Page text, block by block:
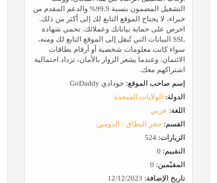
التشغيل المضمون بنسبة 99.9% والدعم المقدم من
خبراء، لا يحتاج الموقع التابع لك إلى أكثر من ذلك.
احرص على حماية بياناتك وعملائك. تحمي شهادة
SSL البيانات التي تُنقل إلى الموقع التابع لك ومنه،
سواء كانت معلومات شخصية أو أرقام بطاقات
الائتمان. وعندما يشعر الزوار بالأمان، تزداد احتمالية
اشتراكهم معك.
إسم صاحب الموقع: جودادي GoDaddy
الدولة:
الولايات المتحدة
اللغة: عربي
القسم: حجز النطاق - الدومين
الزيارات:
التقييم:
المقيّمين:
تاريخ الإضافة: